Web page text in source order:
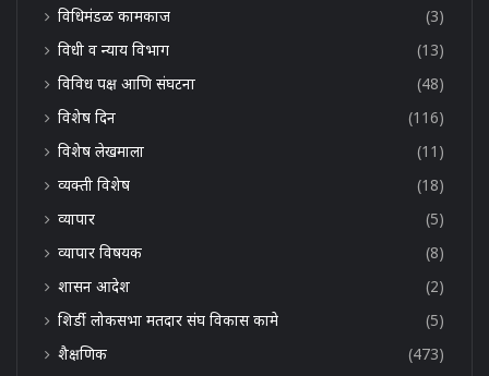
विधिमंडळ कामकाज
(3)
विधी व न्याय विभाग
(13)
विविध पक्ष आणि संघटना
(48)
विशेष दिन
(116)
विशेष लेखमाला
(11)
व्यक्ती विशेष
(18)
व्यापार
(5)
व्यापार विषयक
(8)
शासन आदेश
(2)
शिर्डी लोकसभा मतदार संघ विकास कामे
(5)
शैक्षणिक
(473)